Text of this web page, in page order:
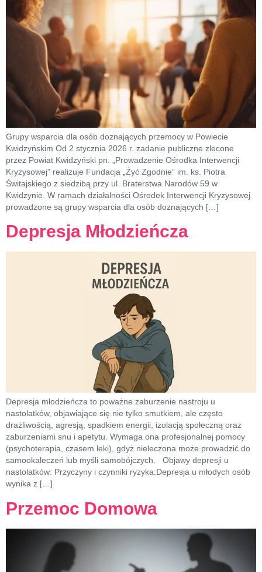
Grupy wsparcia dla osób doznających przemocy w Powiecie
Kwidzyńskim Od 2 stycznia 2026 r. zadanie publiczne zlecone
przez Powiat Kwidzyński pn. „Prowadzenie Ośrodka Interwencji
Kryzysowej” realizuje Fundacja „Żyć Zgodnie” im. ks. Piotra
Świtajskiego z siedzibą przy ul. Braterstwa Narodów 59 w
Kwidzynie. W ramach działalności Ośrodek Interwencji Kryzysowej
prowadzone są grupy wsparcia dla osób doznających […]
Depresja Młodzieńcza
Depresja młodzieńcza to poważne zaburzenie nastroju u
nastolatków, objawiające się nie tylko smutkiem, ale często
drażliwością, agresją, spadkiem energii, izolacją społeczną oraz
zaburzeniami snu i apetytu. Wymaga ona profesjonalnej pomocy
(psychoterapia, czasem leki), gdyż nieleczona może prowadzić do
samookaleczeń lub myśli samobójczych. Objawy depresji u
nastolatków: Przyczyny i czynniki ryzyka:Depresja u młodych osób
wynika z […]
Przemoc Domowa